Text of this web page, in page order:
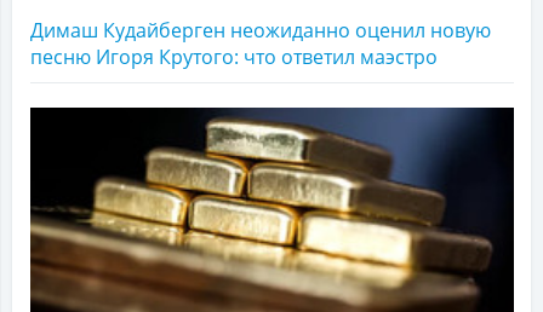
Димаш Кудайберген неожиданно оценил новую
песню Игоря Крутого: что ответил маэстро